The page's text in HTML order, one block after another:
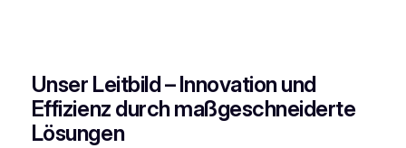
Unser Leitbild – Innovation und
Effizienz durch maßgeschneiderte
Lösungen